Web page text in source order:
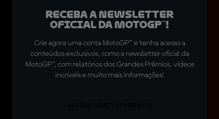
Receba a newsletter
oficial da MotoGP™!
Crie agora uma conta MotoGP™ e tenha acesso a
conteúdos exclusivos, como a newsletter oficial da
MotoGP™, com relatórios dos Grandes Prêmios, vídeos
incríveis e muito mais informações!